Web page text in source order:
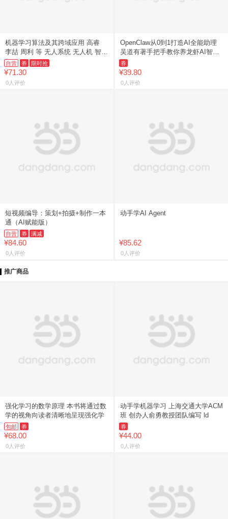
机器学习算法及其跨域应用 高睿
李喆 周利 等 无人系统 无人机 智能
感知
自营 券 限时抢
¥71.30
0人评价
OpenClaw从0到1打造AI全能助理
吴道有著手把手教你养龙虾AI智能
体 本地部署零基础Agent自动化办
公实战指南
券
¥39.80
0人评价
短视频编导：策划+拍摄+制作一本
通（AI赋能版）
自营 券 满减
¥84.60
0人评价
动手学AI Agent
¥85.62
0人评价
推广商品
强化学习的数学原理 本书将通过数
学的视角向读者清晰地呈现强化学
包邮 券
¥68.00
0人评价
动手学机器学习 上海交通大学ACM
班 创办人俞勇教授团队编写 ld
券
¥44.00
0人评价